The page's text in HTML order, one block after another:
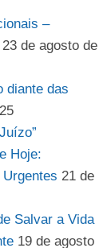
–
23 de agosto de
diante das
Hoje:
21 de
Salvar a Vida
19 de agosto